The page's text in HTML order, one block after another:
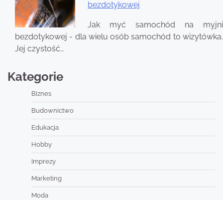
bezdotykowej
Jak myć samochód na myjni
bezdotykowej - dla wielu osób samochód to wizytówka.
Jej czystość…
Kategorie
Biznes
Budownictwo
Edukacja
Hobby
Imprezy
Marketing
Moda